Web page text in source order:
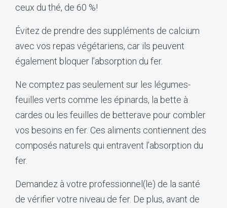
ceux du thé, de 60 %!
Évitez de prendre des suppléments de calcium
avec vos repas végétariens, car ils peuvent
également bloquer l’absorption du fer.
Ne comptez pas seulement sur les légumes-
feuilles verts comme les épinards, la bette à
cardes ou les feuilles de betterave pour combler
vos besoins en fer. Ces aliments contiennent des
composés naturels qui entravent l’absorption du
fer.
Demandez à votre professionnel(le) de la santé
de vérifier votre niveau de fer. De plus, avant de